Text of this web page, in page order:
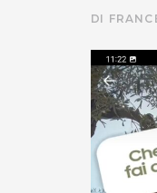
DI